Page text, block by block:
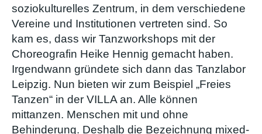
soziokulturelles Zentrum, in dem verschiedene
Vereine und Institutionen vertreten sind. So
kam es, dass wir Tanzworkshops mit der
Choreografin Heike Hennig gemacht haben.
Irgendwann gründete sich dann das Tanzlabor
Leipzig. Nun bieten wir zum Beispiel „Freies
Tanzen“ in der VILLA an. Alle können
mittanzen. Menschen mit und ohne
Behinderung. Deshalb die Bezeichnung mixed-